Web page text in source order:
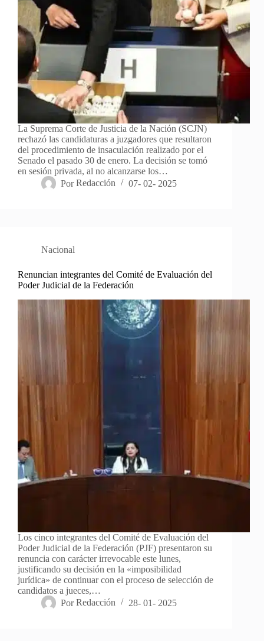
La Suprema Corte de Justicia de la Nación (SCJN)
rechazó las candidaturas a juzgadores que resultaron
del procedimiento de insaculación realizado por el
Senado el pasado 30 de enero. La decisión se tomó
en sesión privada, al no alcanzarse los…
Por Redacción 07- 02- 2025
Nacional
Renuncian integrantes del Comité de Evaluación del
Poder Judicial de la Federación
Los cinco integrantes del Comité de Evaluación del
Poder Judicial de la Federación (PJF) presentaron su
renuncia con carácter irrevocable este lunes,
justificando su decisión en la «imposibilidad
jurídica» de continuar con el proceso de selección de
candidatos a jueces,…
Por Redacción 28- 01- 2025